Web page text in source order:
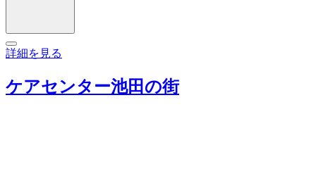
詳細を見る
ケアセンター池田の街